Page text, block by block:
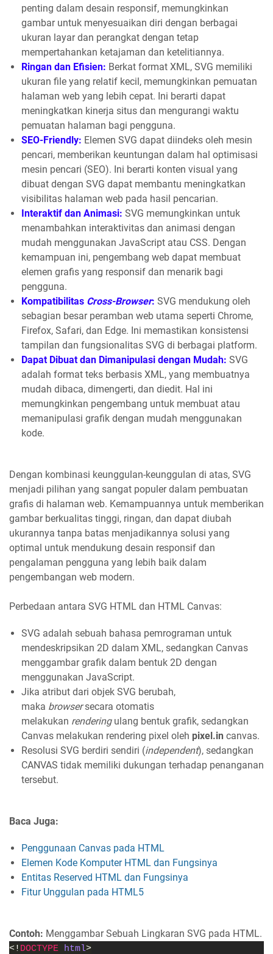
penting dalam desain responsif, memungkinkan
gambar untuk menyesuaikan diri dengan berbagai
ukuran layar dan perangkat dengan tetap
mempertahankan ketajaman dan ketelitiannya.
Ringan dan Efisien: Berkat format XML, SVG memiliki
ukuran file yang relatif kecil, memungkinkan pemuatan
halaman web yang lebih cepat. Ini berarti dapat
meningkatkan kinerja situs dan mengurangi waktu
pemuatan halaman bagi pengguna.
SEO-Friendly: Elemen SVG dapat diindeks oleh mesin
pencari, memberikan keuntungan dalam hal optimisasi
mesin pencari (SEO). Ini berarti konten visual yang
dibuat dengan SVG dapat membantu meningkatkan
visibilitas halaman web pada hasil pencarian.
Interaktif dan Animasi: SVG memungkinkan untuk
menambahkan interaktivitas dan animasi dengan
mudah menggunakan JavaScript atau CSS. Dengan
kemampuan ini, pengembang web dapat membuat
elemen grafis yang responsif dan menarik bagi
pengguna.
Kompatibilitas Cross-Browser: SVG mendukung oleh
sebagian besar peramban web utama seperti Chrome,
Firefox, Safari, dan Edge. Ini memastikan konsistensi
tampilan dan fungsionalitas SVG di berbagai platform.
Dapat Dibuat dan Dimanipulasi dengan Mudah: SVG
adalah format teks berbasis XML, yang membuatnya
mudah dibaca, dimengerti, dan diedit. Hal ini
memungkinkan pengembang untuk membuat atau
memanipulasi grafik dengan mudah menggunakan
kode.
Dengan kombinasi keunggulan-keunggulan di atas, SVG
menjadi pilihan yang sangat populer dalam pembuatan
grafis di halaman web. Kemampuannya untuk memberikan
gambar berkualitas tinggi, ringan, dan dapat diubah
ukurannya tanpa batas menjadikannya solusi yang
optimal untuk mendukung desain responsif dan
pengalaman pengguna yang lebih baik dalam
pengembangan web modern.
Perbedaan antara SVG HTML dan HTML Canvas:
SVG adalah sebuah bahasa pemrograman untuk
mendeskripsikan 2D dalam XML, sedangkan Canvas
menggambar grafik dalam bentuk 2D dengan
menggunakan JavaScript.
Jika atribut dari objek SVG berubah,
maka browsersecara otomatis
melakukan renderingulang bentuk grafik, sedangkan
Canvas melakukan rendering pixel oleh pixel.in canvas.
Resolusi SVG berdiri sendiri (independent), sedangkan
CANVAS tidak memiliki dukungan terhadap penanganan
tersebut.
Baca Juga:
Penggunaan Canvas pada HTML
Elemen Kode Komputer HTML dan Fungsinya
Entitas Reserved HTML dan Fungsinya
Fitur Unggulan pada HTML5
Contoh: Menggambar Sebuah Lingkaran SVG pada HTML.
<! DOCTYPE html>